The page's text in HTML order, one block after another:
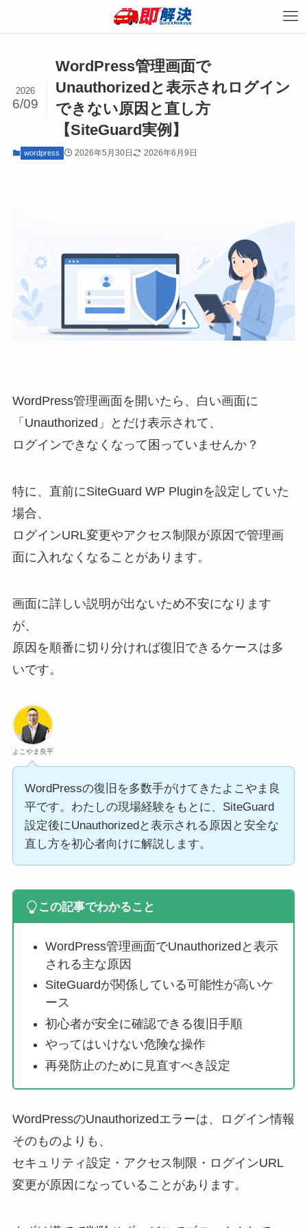
WordPress管理画面で
Unauthorizedと表示されログイン
できない原因と直し方
【SiteGuard実例】
2026
6/09
wordpress 2026年5月30日 2026年6月9日
WordPress管理画面を開いたら、白い画面に
「Unauthorized」とだけ表示されて、
ログインできなくなって困っていませんか？
特に、直前にSiteGuard WP Pluginを設定していた
場合、
ログインURL変更やアクセス制限が原因で管理画
面に入れなくなることがあります。
画面に詳しい説明が出ないため不安になります
が、
原因を順番に切り分ければ復旧できるケースは多
いです。
よこやま良平
WordPressの復旧を多数手がけてきたよこやま良
平です。わたしの現場経験をもとに、SiteGuard
設定後にUnauthorizedと表示される原因と安全な
直し方を初心者向けに解説します。
この記事でわかること
WordPress管理画面でUnauthorizedと表示
される主な原因
SiteGuardが関係している可能性が高いケ
ース
初心者が安全に確認できる復旧手順
やってはいけない危険な操作
再発防止のために見直すべき設定
WordPressのUnauthorizedエラーは、ログイン情報
そのものよりも、
セキュリティ設定・アクセス制限・ログインURL
変更が原因になっていることがあります。